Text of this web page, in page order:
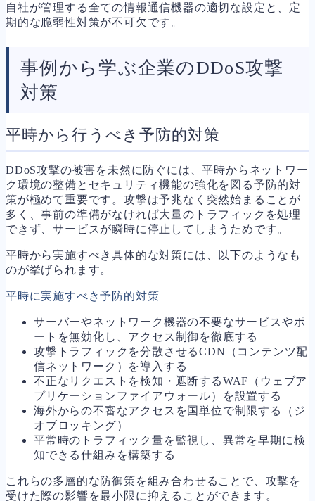
自社が管理する全ての情報通信機器の適切な設定と、定
期的な脆弱性対策が不可欠です。
事例から学ぶ企業のDDoS攻撃
対策
平時から行うべき予防的対策
DDoS攻撃の被害を未然に防ぐには、平時からネットワー
ク環境の整備とセキュリティ機能の強化を図る予防的対
策が極めて重要です。攻撃は予兆なく突然始まることが
多く、事前の準備がなければ大量のトラフィックを処理
できず、サービスが瞬時に停止してしまうためです。
平時から実施すべき具体的な対策には、以下のようなも
のが挙げられます。
平時に実施すべき予防的対策
サーバーやネットワーク機器の不要なサービスやポ
ートを無効化し、アクセス制御を徹底する
攻撃トラフィックを分散させるCDN（コンテンツ配
信ネットワーク）を導入する
不正なリクエストを検知・遮断するWAF（ウェブア
プリケーションファイアウォール）を設置する
海外からの不審なアクセスを国単位で制限する（ジ
オブロッキング）
平常時のトラフィック量を監視し、異常を早期に検
知できる仕組みを構築する
これらの多層的な防御策を組み合わせることで、攻撃を
受けた際の影響を最小限に抑えることができます。